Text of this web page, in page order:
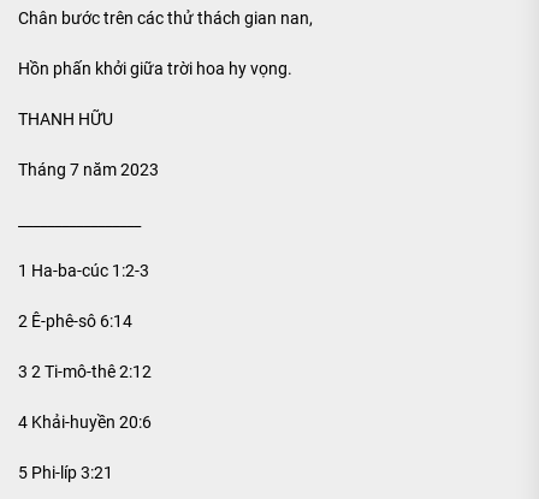
Chân bước trên các thử thách gian nan,
Hồn phấn khởi giữa trời hoa hy vọng.
THANH HỮU
Tháng 7 năm 2023
1 Ha-ba-cúc 1:2-3
2 Ê-phê-sô 6:14
3 2 Ti-mô-thê 2:12
4 Khải-huyền 20:6
5 Phi-líp 3:21